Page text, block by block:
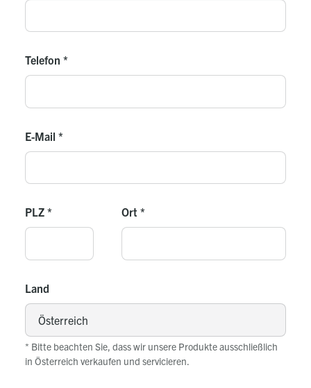
Telefon *
E-Mail *
PLZ * Ort *
Land
* Bitte beachten Sie, dass wir unsere Produkte ausschließlich
in Österreich verkaufen und servicieren.